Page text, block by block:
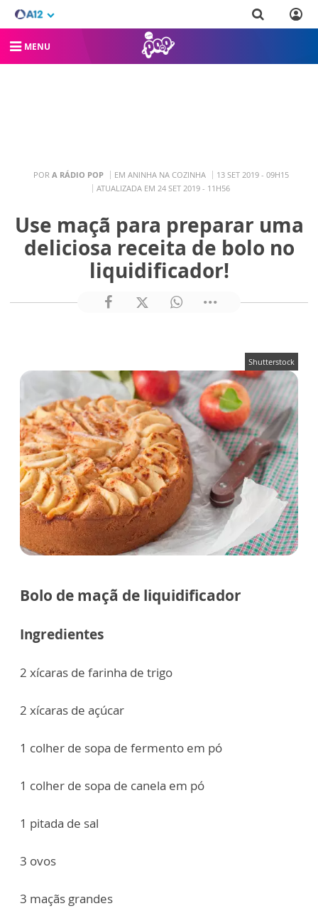
MENU
POR A RÁDIO POP EM ANINHA NA COZINHA
13 SET 2019 - 09H15
ATUALIZADA EM 24 SET 2019 - 11H56
Use maçã para preparar uma
deliciosa receita de bolo no
liquidificador!
Shutterstock
Bolo de maçã de liquidificador
Ingredientes
2 xícaras de farinha de trigo
2 xícaras de açúcar
1 colher de sopa de fermento em pó
1 colher de sopa de canela em pó
1 pitada de sal
3 ovos
3 maçãs grandes